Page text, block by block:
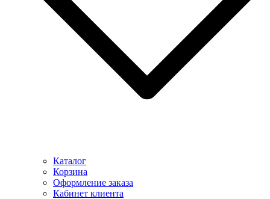
Каталог
Корзина
Оформление заказа
Кабинет клиента